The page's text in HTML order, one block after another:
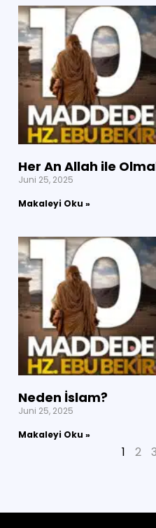
Her An Allah ile
Juni 25, 2025
Makaleyi Oku »
Neden İslam?
Juni 25, 2025
Makaleyi Oku »
1 2 3